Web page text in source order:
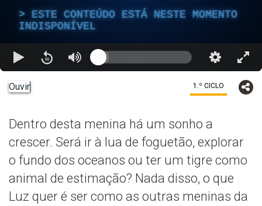
ESTE CONTEÚDO ESTÁ NESTE MOMENTO
INDISPONÍVEL
Ouvir 1.º CICLO
Dentro desta menina há um sonho a
crescer. Será ir à lua de foguetão, explorar
o fundo dos oceanos ou ter um tigre como
animal de estimação? Nada disso, o que
Luz quer é ser como as outras meninas da